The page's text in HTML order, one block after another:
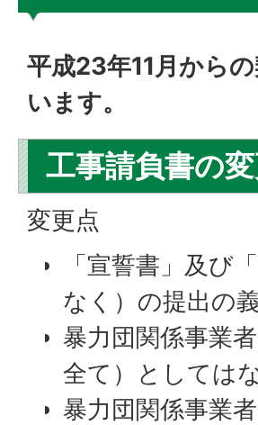
平成23年11月から
います。
工事請負書の
変更点
「宣誓書」及び
なく）の提出の
暴力団関係事業
全て）としては
暴力団関係事業